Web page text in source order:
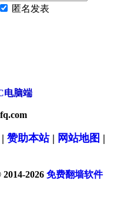
匿名发表
电脑端
| 赞助本站| 网站地图 |
2026 免费翻墙软件